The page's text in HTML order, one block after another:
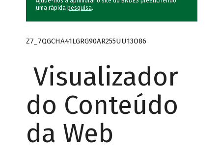
uma rápida pesquisa.
Z7_7QGCHA41LGRG90AR255UU13O86
Visualizador
do Conteúdo
da Web